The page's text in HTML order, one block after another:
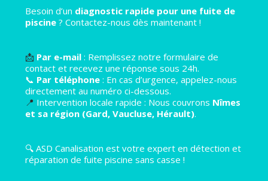
Besoin d’un diagnostic rapide pour une fuite de
piscine ? Contactez-nous dès maintenant !
📩 Par e-mail : Remplissez notre formulaire de
contact et recevez une réponse sous 24h.
📞 Par téléphone : En cas d’urgence, appelez-nous
directement au numéro ci-dessous.
📍 Intervention locale rapide : Nous couvrons Nîmes
et sa région (Gard, Vaucluse, Hérault).
🔍 ASD Canalisation est votre expert en détection et
réparation de fuite piscine sans casse !